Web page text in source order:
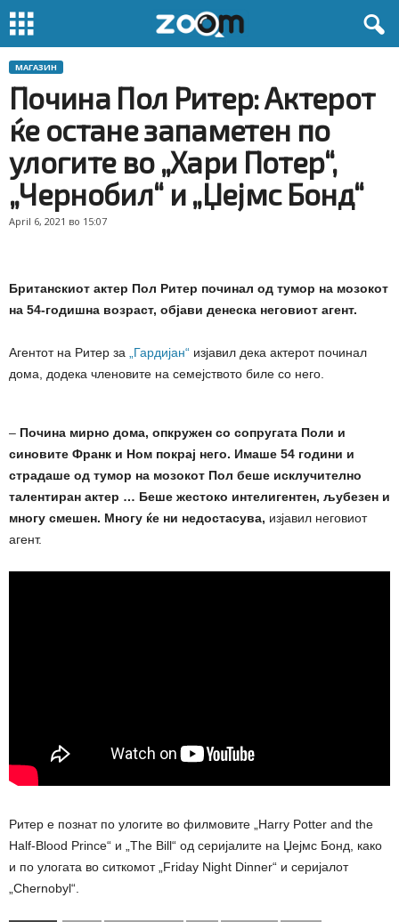
МАГАЗИН
Почина Пол Ритер: Актерот
ќе остане запаметен по
улогите во „Хари Потер“,
„Чернобил“ и „Џејмс Бонд“
April 6, 2021 во 15:07
Британскиот актер Пол Ритер починал од тумор на мозокот
на 54-годишна возраст, објави денеска неговиот агент.
Агентот на Ритер за „Гардијан“ изјавил дека актерот починал
дома, додека членовите на семејството биле со него.
– Почина мирно дома, опкружен со сопругата Поли и
синовите Франк и Ном покрај него. Имаше 54 години и
страдаше од тумор на мозокот Пол беше исклучително
талентиран актер … Беше жестоко интелигентен, љубезен и
многу смешен. Многу ќе ни недостасува, изјавил неговиот
агент.
Ритер е познат по улогите во филмовите „Harry Potter and the
Half-Blood Prince“ и „The Bill“ од серијалите на Џејмс Бонд, како
и по улогата во ситкомот „Friday Night Dinner“ и серијалот
„Chernobyl“.